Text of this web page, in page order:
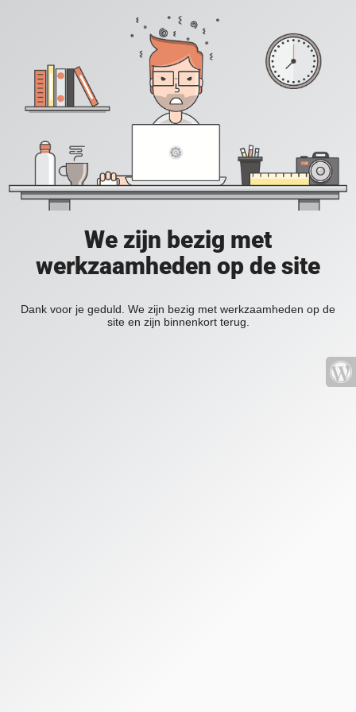
We zijn bezig met
werkzaamheden op de site
Dank voor je geduld. We zijn bezig met werkzaamheden op de
site en zijn binnenkort terug.